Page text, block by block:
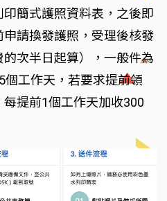
簡式護照資料表，之後即
請換發護照，受理後核發
次半日起算），一般件為
工作天，若要求提前領
提前1個工作天加收300